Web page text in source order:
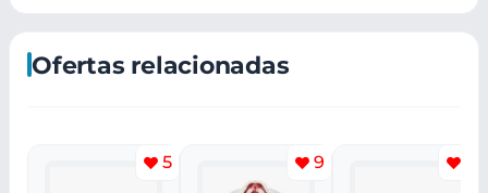
Ofertas relacionadas
5 9